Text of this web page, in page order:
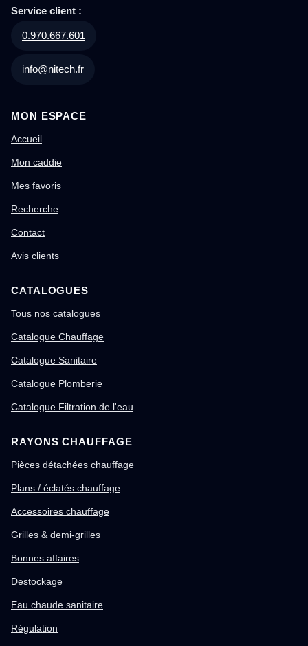
Service client :
0.970.667.601
info@nitech.fr
MON ESPACE
Accueil
Mon caddie
Mes favoris
Recherche
Contact
Avis clients
CATALOGUES
Tous nos catalogues
Catalogue Chauffage
Catalogue Sanitaire
Catalogue Plomberie
Catalogue Filtration de l'eau
RAYONS CHAUFFAGE
Pièces détachées chauffage
Plans / éclatés chauffage
Accessoires chauffage
Grilles & demi-grilles
Bonnes affaires
Destockage
Eau chaude sanitaire
Régulation